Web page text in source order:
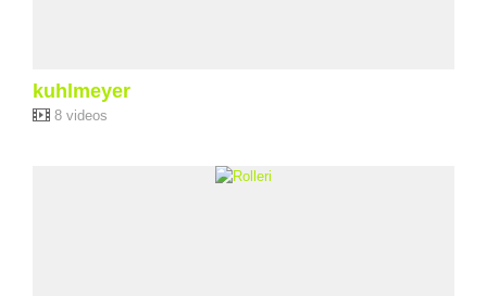
kuhlmeyer
8 videos